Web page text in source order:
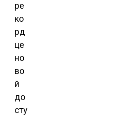
ре
ко
рд
це
но
во
й
до
сту